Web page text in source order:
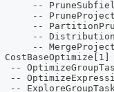
--
--
--
--
--
--
--
--